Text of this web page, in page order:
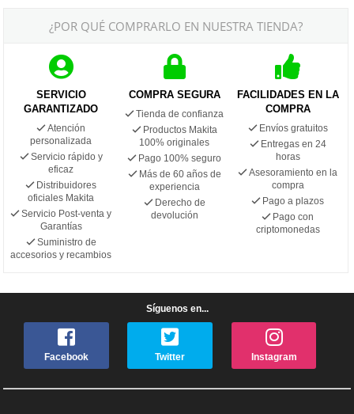
¿POR QUÉ COMPRARLO EN NUESTRA TIENDA?
SERVICIO
GARANTIZADO
Atención
personalizada
Servicio rápido y
eficaz
Distribuidores
oficiales Makita
Servicio Post-venta y
Garantías
Suministro de
accesorios y recambios
COMPRA SEGURA
Tienda de confianza
Productos Makita
100% originales
Pago 100% seguro
Más de 60 años de
experiencia
Derecho de
devolución
FACILIDADES EN LA
COMPRA
Envíos gratuitos
Entregas en 24
horas
Asesoramiento en la
compra
Pago a plazos
Pago con
criptomonedas
Síguenos en...
Facebook Twitter Instagram